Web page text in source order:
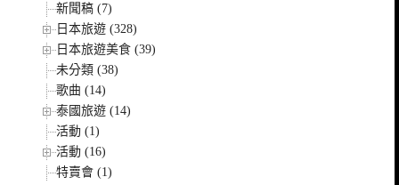
新聞稿 (7)
日本旅遊 (328)
日本旅遊美食 (39)
未分類 (38)
歌曲 (14)
泰國旅遊 (14)
活動 (1)
活動 (16)
特賣會 (1)